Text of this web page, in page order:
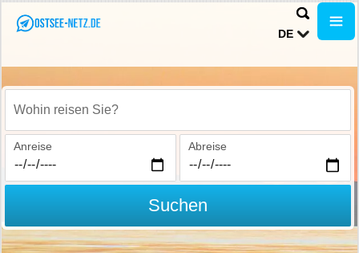
DE
Wohin reisen Sie?
Anreise Abreise
Suchen